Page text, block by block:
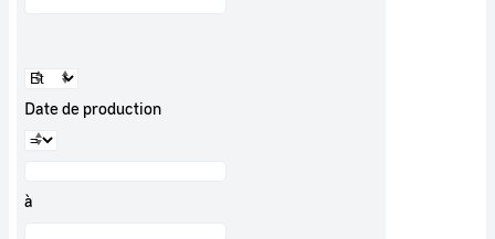
Date de production
à